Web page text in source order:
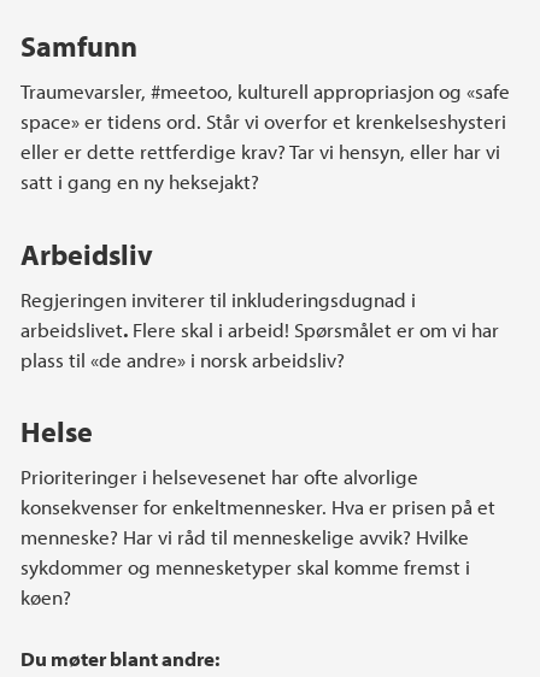
Samfunn
Traumevarsler, #meetoo, kulturell appropriasjon og «safe
space» er tidens ord. Står vi overfor et krenkelseshysteri
eller er dette rettferdige krav? Tar vi hensyn, eller har vi
satt i gang en ny heksejakt?
Arbeidsliv
Regjeringen inviterer til inkluderingsdugnad i
arbeidslivet. Flere skal i arbeid! Spørsmålet er om vi har
plass til «de andre» i norsk arbeidsliv?
Helse
Prioriteringer i helsevesenet har ofte alvorlige
konsekvenser for enkeltmennesker. Hva er prisen på et
menneske? Har vi råd til menneskelige avvik? Hvilke
sykdommer og mennesketyper skal komme fremst i
køen?
Du møter blant andre: